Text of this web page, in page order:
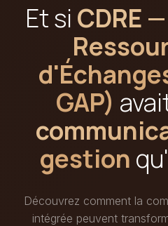
Et si CDRE
GAP)
gestion
Découvrez comment la
intégrée peuvent